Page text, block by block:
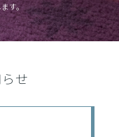
す。
せ